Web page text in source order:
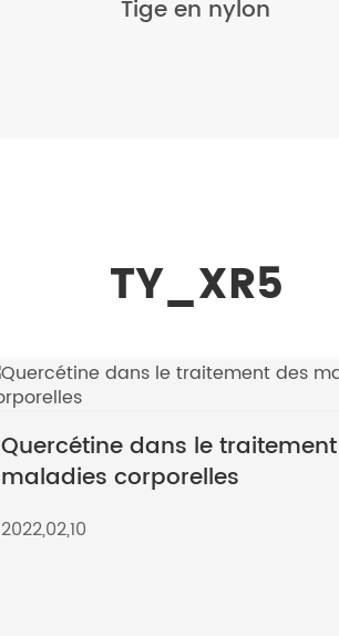
Tige en nylon
TY_XR5
Quercétine dans le
maladies corporelles
2022,02,10